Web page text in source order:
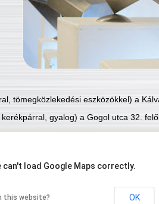
tömegközlekedési eszközökkel) a
gyalog) a Gogol utca 32.
can't load Google Maps correctly.
this website? OK